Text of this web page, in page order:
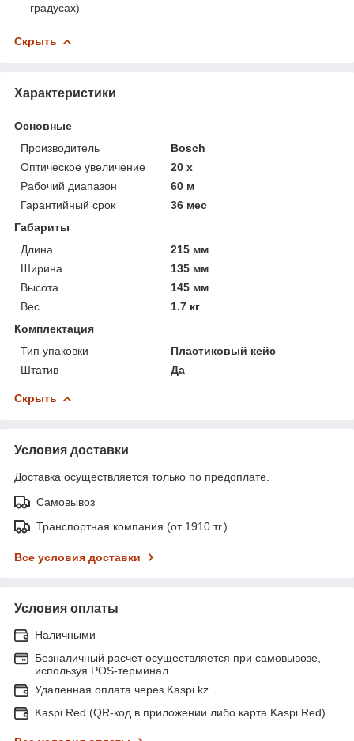
градусах)
Скрыть
Характеристики
Основные
Производитель
Bosch
Оптическое увеличение
20 х
Рабочий диапазон
60 м
Гарантийный срок
36 мес
Габариты
Длина
215 мм
Ширина
135 мм
Высота
145 мм
Вес
1.7 кг
Комплектация
Тип упаковки
Пластиковый кейс
Штатив
Да
Скрыть
Условия доставки
Доставка осуществляется только по предоплате.
Самовывоз
Транспортная компания (от 1910 тг.)
Все условия доставки
Условия оплаты
Наличными
Безналичный расчет осуществляется при самовывозе,
используя POS-терминал
Удаленная оплата через Kaspi.kz
Kaspi Red (QR-код в приложении либо карта Kaspi Red)